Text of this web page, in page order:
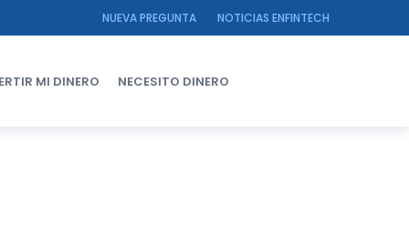
NUEVA PREGUNTA NOTICIAS ENFINTECH
MI DINERO NECESITO DINERO